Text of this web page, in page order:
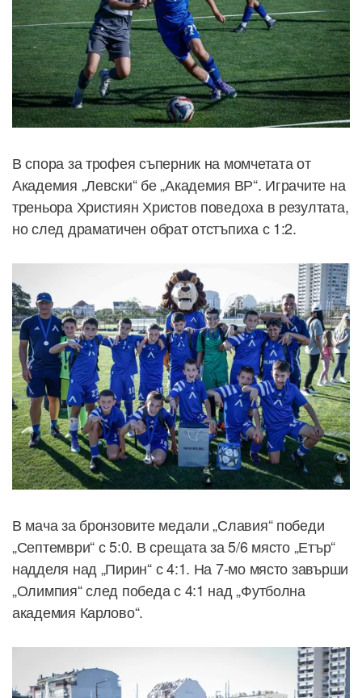
В спора за трофея съперник на момчетата от
Академия „Левски“ бе „Академия ВР“. Играчите на
треньора Християн Христов поведоха в резултата,
но след драматичен обрат отстъпиха с 1:2.
В мача за бронзовите медали „Славия“ победи
„Септември“ с 5:0. В срещата за 5/6 място „Етър“
надделя над „Пирин“ с 4:1. На 7-мо място завърши
„Олимпия“ след победа с 4:1 над „Футболна
академия Карлово“.